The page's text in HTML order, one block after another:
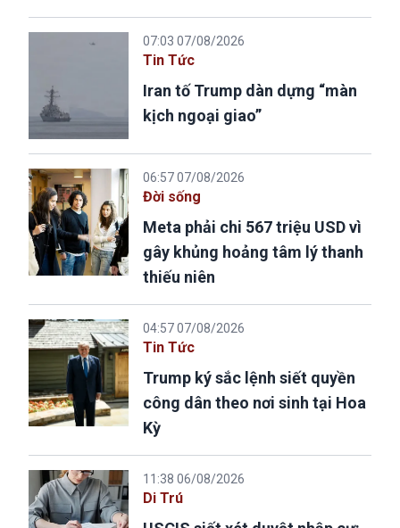
07:03 07/08/2026
Tin Tức
Iran tố Trump dàn dựng “màn
kịch ngoại giao”
06:57 07/08/2026
Đời sống
Meta phải chi 567 triệu USD vì
gây khủng hoảng tâm lý thanh
thiếu niên
04:57 07/08/2026
Tin Tức
Trump ký sắc lệnh siết quyền
công dân theo nơi sinh tại Hoa
Kỳ
11:38 06/08/2026
Di Trú